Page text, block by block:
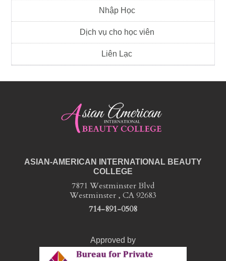
Nhập Học
Dịch vụ cho học viên
Liên Lạc
ASIAN-AMERICAN INTERNATIONAL BEAUTY
COLLEGE
7871 Westminster Blvd
Westminster , CA 92683
714-891-0508
Approved by